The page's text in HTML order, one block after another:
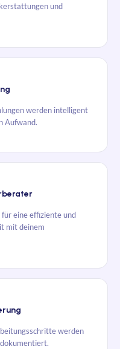
und
werden intelligent
Aufwand.
eine effiziente und
mit deinem
werden